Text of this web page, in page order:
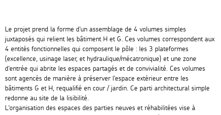
Le projet prend la forme d'un assemblage de 4 volumes simples
juxtaposés qui relient les bâtiment H et G. Ces volumes correspondent aux
4 entités fonctionnelles qui composent le pôle : les 3 plateformes
(excellence, usinage laser, et hydraulique/mécatronique) et une zone
d'entrée qui abrite les espaces partagés et de convivialité. Ces volumes
sont agencés de manière à préserver l'espace extérieur entre les
bâtiments G et H, requalifié en cour / jardin. Ce parti architectural simple
redonne au site de la lisibilité.
L'organisation des espaces des parties neuves et réhabilitées vise à